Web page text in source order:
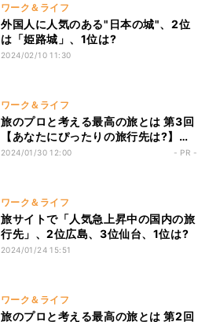
ワーク＆ライフ
外国人に人気のある"日本の城"、2位
は「姫路城」、1位は?
2024/02/10 11:30
ワーク＆ライフ
旅のプロと考える最高の旅とは 第3回
【あなたにぴったりの旅行先は?】旅
のエキスパート・エクスペディア社員
2024/01/30 12:00 - PR -
ワーク＆ライフ
旅サイトで「人気急上昇中の国内の旅
行先」、2位広島、3位仙台、1位は?
2024/01/24 15:51
ワーク＆ライフ
旅のプロと考える最高の旅とは 第2回